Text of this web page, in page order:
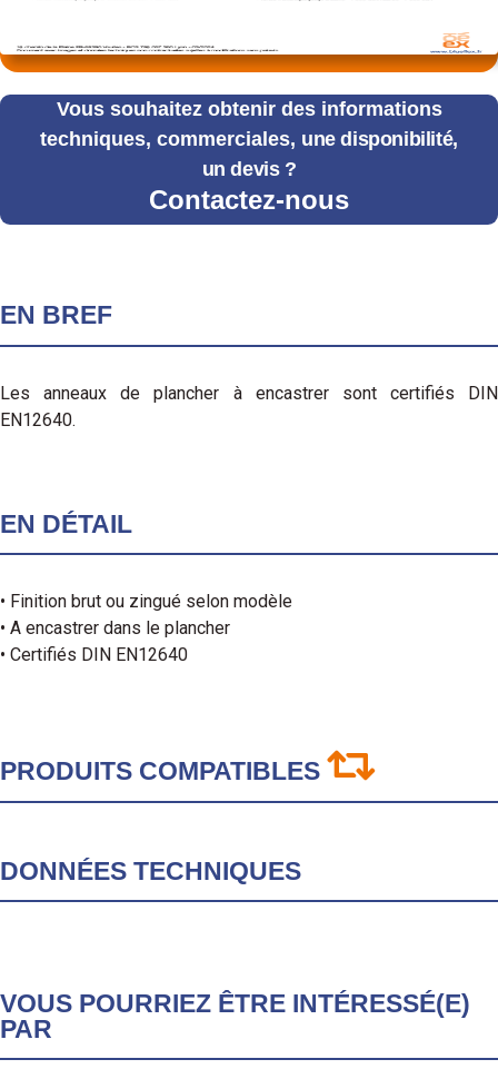
Vous souhaitez obtenir des informations
techniques, commerciales, une disponibilité,
un devis ?
Contactez-nous
EN BREF
Les anneaux de plancher à encastrer sont certifiés DIN
EN12640.
EN DÉTAIL
• Finition brut ou zingué selon modèle
• A encastrer dans le plancher
• Certifiés DIN EN12640
PRODUITS COMPATIBLES
DONNÉES TECHNIQUES
VOUS POURRIEZ ÊTRE INTÉRESSÉ(E)
PAR